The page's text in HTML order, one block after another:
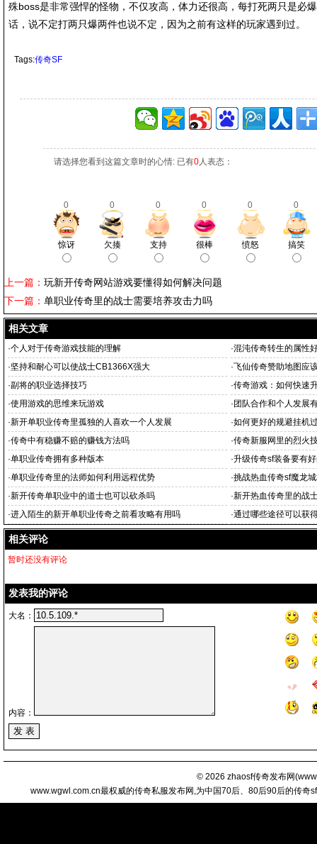
殊boss是非常强悍的怪物，不仅攻高，体力还很高，每打死两只是必
话，说不定打两只爆两件也说不定，因为之前有这样的玩家遇到过。
Tags:传奇SF
请选择您看到这篇文章时的心情: 已有0人表态：
0 0 0 0 0 0
惊讶 欠揍 支持 很棒 愤怒 搞笑
上一篇： 玩新开传奇网站游戏要懂得如何解决问题
下一篇： 单职业传奇里的战士需要培养攻击力吗
相关文章
·个人对于传奇游戏技能的理解 ·混沌传奇转生的属性
·坚持和耐心可以使战士CB1366X强大 ·飞仙传奇赞助地图应
·副将的职业选择技巧 ·传奇游戏：如何快速
·使用游戏的思维来玩游戏 · 团队合作和个人发展
·新开单职业传奇里孤独的人喜欢一个人发展 ·如何更好的规避挂机
·传奇中有稳赚不赔的赚钱方法吗 ·传奇新服网里的烈火
·单职业传奇拥有多种版本 ·升级传奇sf装备要有
·单职业传奇里的法师如何利用远程优势 ·挑战热血传奇sf魔龙
·新开传奇单职业中的道士也可以砍杀吗 ·新开热血传奇里的战
·进入陌生的新开单职业传奇之前看攻略有用吗 ·通过哪些途径可以获
相关评论
暂时还没有评论
发表我的评论
大名：
内容：
© 2026 zhaosf传奇发布网(
www.wgwl.com.cn最权威的传奇私服发布网,为中国70后、80后90后的传